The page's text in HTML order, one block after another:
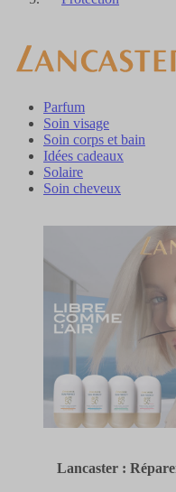
Parfum
Soin visage
Soin corps et bain
Idées cadeaux
Solaire
Soin cheveux
Lancaster :